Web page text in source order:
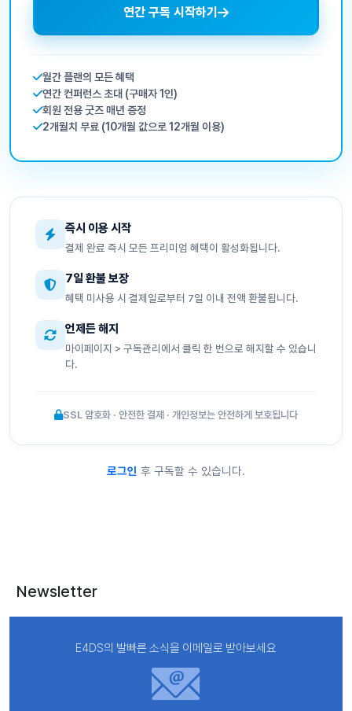
연간 구독 시작하기
월간 플랜의 모든 혜택
연간 컨퍼런스 초대 (구매자 1인)
회원 전용 굿즈 매년 증정
2개월치 무료 (10개월 값으로 12개월 이용)
즉시 이용 시작
결제 완료 즉시 모든 프리미엄 혜택이 활성화됩니다.
7일 환불 보장
혜택 미사용 시 결제일로부터 7일 이내 전액 환불됩니다.
언제든 해지
마이페이지 > 구독관리에서 클릭 한 번으로 해지할 수 있습니
다.
SSL 암호화 · 안전한 결제 · 개인정보는 안전하게 보호됩니다
로그인 후 구독할 수 있습니다.
Newsletter
E4DS의 발빠른 소식을 이메일로 받아보세요